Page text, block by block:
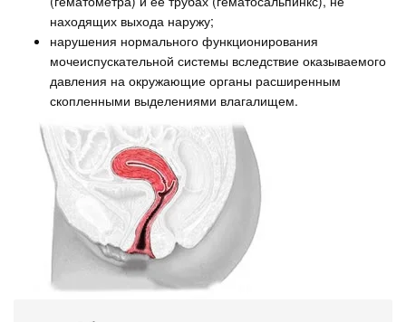
находящих выхода наружу;
нарушения нормального функционирования
мочеиспускательной системы вследствие оказываемого
давления на окружающие органы расширенным
скопленными выделениями влагалищем.